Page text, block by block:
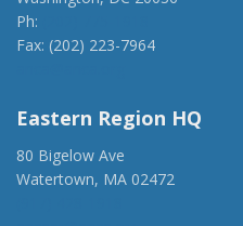
Ph:
Fax: (202) 223-7964
Eastern Region HQ
80 Bigelow Ave
Watertown, MA 02472